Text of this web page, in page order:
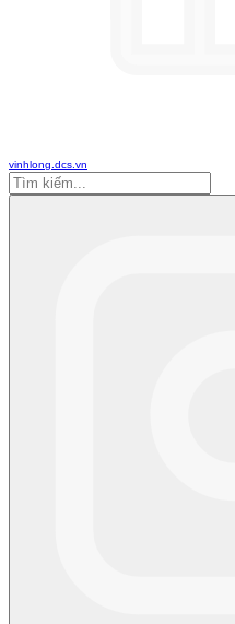
vinhlong.dcs.vn